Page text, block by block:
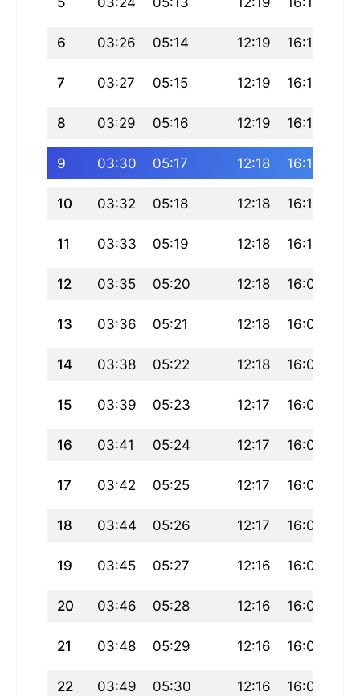
6 03:26 05:14 12:19 16:12
7 03:27 05:15 12:19 16:12
8 03:29 05:16 12:19 16:11
9 03:30 05:17 12:18 16:11
10 03:32 05:18 12:18 16:10
11 03:33 05:19 12:18 16:10
12 03:35 05:20 12:18 16:09
13 03:36 05:21 12:18 16:08
14 03:38 05:22 12:18 16:08
15 03:39 05:23 12:17 16:07
16 03:41 05:24 12:17 16:06
17 03:42 05:25 12:17 16:06
18 03:44 05:26 12:17 16:05
19 03:45 05:27 12:16 16:04
20 03:46 05:28 12:16 16:04
21 03:48 05:29 12:16 16:03
22 03:49 05:30 12:16 16:02